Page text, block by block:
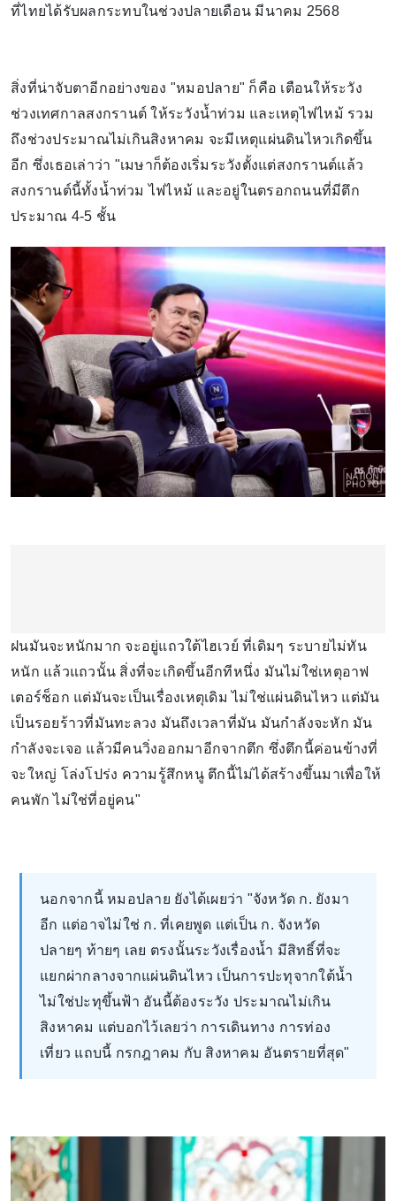
ที่ไทยได้รับผลกระทบในช่วงปลายเดือน มีนาคม 2568
สิ่งที่น่าจับตาอีกอย่างของ "หมอปลาย" ก็คือ เตือนให้ระวัง
ช่วงเทศกาลสงกรานต์ ให้ระวังน้ำท่วม และเหตุไฟไหม้ รวม
ถึงช่วงประมาณไม่เกินสิงหาคม จะมีเหตุแผ่นดินไหวเกิดขึ้น
อีก ซึ่งเธอเล่าว่า "เมษาก็ต้องเริ่มระวังตั้งแต่สงกรานต์แล้ว
สงกรานต์นี้ทั้งน้ำท่วม ไฟไหม้ และอยู่ในตรอกถนนที่มีตึก
ประมาณ 4-5 ชั้น
ฝนมันจะหนักมาก จะอยู่แถวใต้ไฮเวย์ ที่เดิมๆ ระบายไม่ทัน
หนัก แล้วแถวนั้น สิ่งที่จะเกิดขึ้นอีกทีหนึ่ง มันไม่ใช่เหตุอาฟ
เตอร์ช็อก แต่มันจะเป็นเรื่องเหตุเดิม ไม่ใช่แผ่นดินไหว แต่มัน
เป็นรอยร้าวที่มันทะลวง มันถึงเวลาที่มัน มันกำลังจะหัก มัน
กำลังจะเจอ แล้วมีคนวิ่งออกมาอีกจากตึก ซึ่งตึกนี้ค่อนข้างที่
จะใหญ่ โล่งโปร่ง ความรู้สึกหนู ตึกนี้ไม่ได้สร้างขึ้นมาเพื่อให้
คนพัก ไม่ใช่ที่อยู่คน"
นอกจากนี้ หมอปลาย ยังได้เผยว่า "จังหวัด ก. ยังมา
อีก แต่อาจไม่ใช่ ก. ที่เคยพูด แต่เป็น ก. จังหวัด
ปลายๆ ท้ายๆ เลย ตรงนั้นระวังเรื่องน้ำ มีสิทธิ์ที่จะ
แยกผ่ากลางจากแผ่นดินไหว เป็นการปะทุจากใต้น้ำ
ไม่ใช่ปะทุขึ้นฟ้า อันนี้ต้องระวัง ประมาณไม่เกิน
สิงหาคม แต่บอกไว้เลยว่า การเดินทาง การท่อง
เที่ยว แถบนี้ กรกฎาคม กับ สิงหาคม อันตรายที่สุด"